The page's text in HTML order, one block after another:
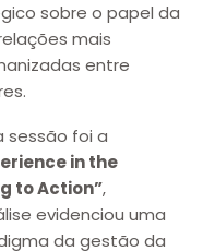
sobre o papel da
mais
entre
sessão foi a
in the
to Action”,
evidenciou uma
da gestão da